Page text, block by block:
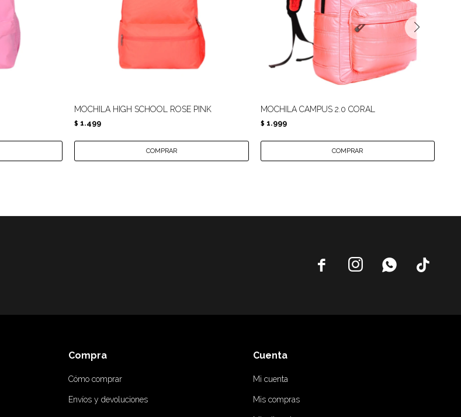
MOCHILA HIGH SCHOOL ROSE PINK
$ 1.499
MOCHILA CAMPUS 2.0 CORAL
$ 1.999
   
Compra
Cómo comprar
Envíos y devoluciones
Cuenta
Mi cuenta
Mis compras